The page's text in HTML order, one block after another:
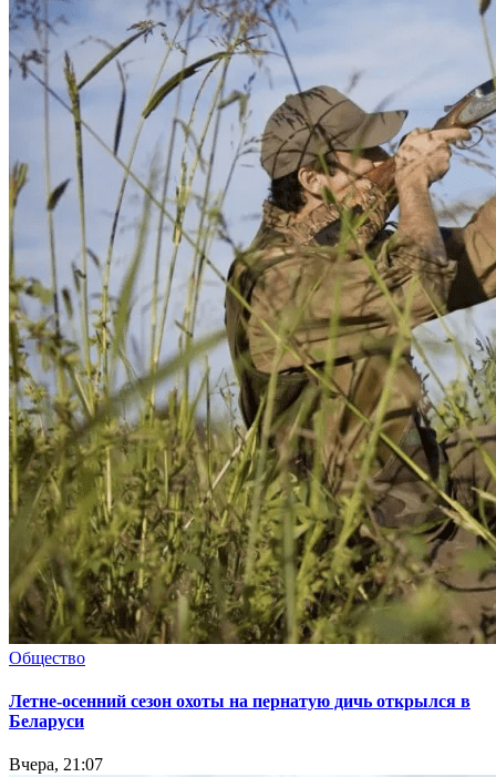
Общество
Летне-осенний сезон охоты на пернатую дичь открылся в
Беларуси
Вчера, 21:07